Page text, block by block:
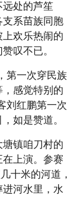
远处的芦笙
系苗族同胞
欢乐热闹的
叹不已。
第一次穿民族
感觉特别的
刘红鹏第一次
如是赞道。
镇咱刀村的
上演。参赛
十米的河道，
河水里，水